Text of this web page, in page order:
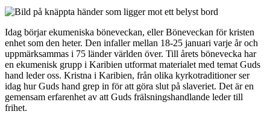
Idag börjar ekumeniska böneveckan, eller Böneveckan för kristen
enhet som den heter. Den infaller mellan 18-25 januari varje år och
uppmärksammas i 75 länder världen över. Till årets bönevecka har
en ekumenisk grupp i Karibien utformat materialet med temat Guds
hand leder oss. Kristna i Karibien, från olika kyrkotraditioner ser
idag hur Guds hand grep in för att göra slut på slaveriet. Det är en
gemensam erfarenhet av att Guds frälsningshandlande leder till
frihet.